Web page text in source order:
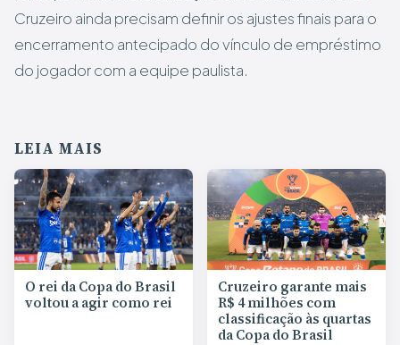
Cruzeiro ainda precisam definir os ajustes finais para o
encerramento antecipado do vínculo de empréstimo
do jogador com a equipe paulista.
LEIA MAIS
O rei da Copa do Brasil
voltou a agir como rei
Cruzeiro garante mais
R$ 4 milhões com
classificação às quartas
da Copa do Brasil